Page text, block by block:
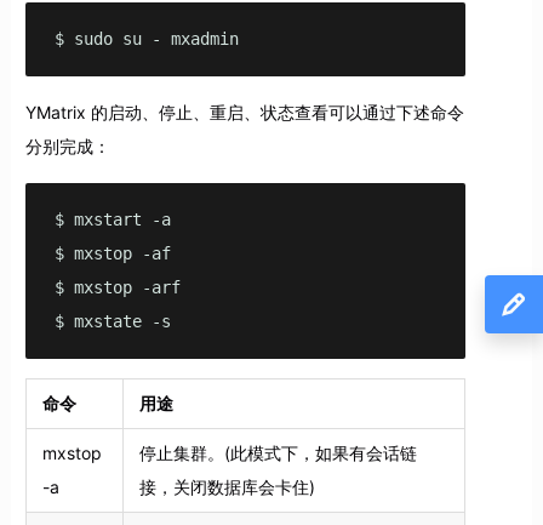
$ sudo su - mxadmin
YMatrix 的启动、停止、重启、状态查看可以通过下述命令
分别完成：
$ mxstart -a
$ mxstop -af
$ mxstop -arf
$ mxstate -s
命令 用途
mxstop
-a
停止集群。(此模式下，如果有会话链
接，关闭数据库会卡住)